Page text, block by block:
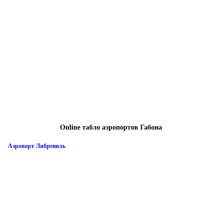
Online табло аэропортов Габона
Аэропорт Либревиль